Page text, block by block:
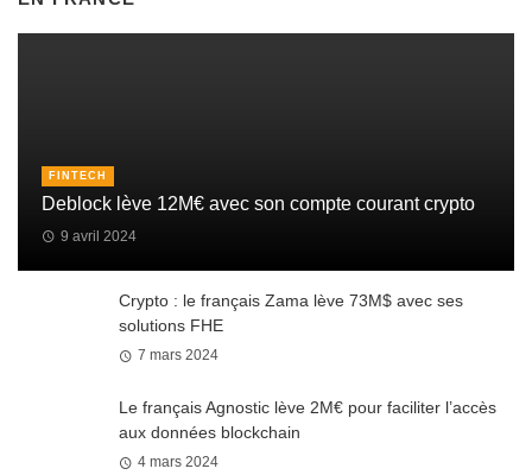
FINTECH
Deblock lève 12M€ avec son compte courant crypto
9 avril 2024
Crypto : le français Zama lève 73M$ avec ses
solutions FHE
7 mars 2024
Le français Agnostic lève 2M€ pour faciliter l’accès
aux données blockchain
4 mars 2024